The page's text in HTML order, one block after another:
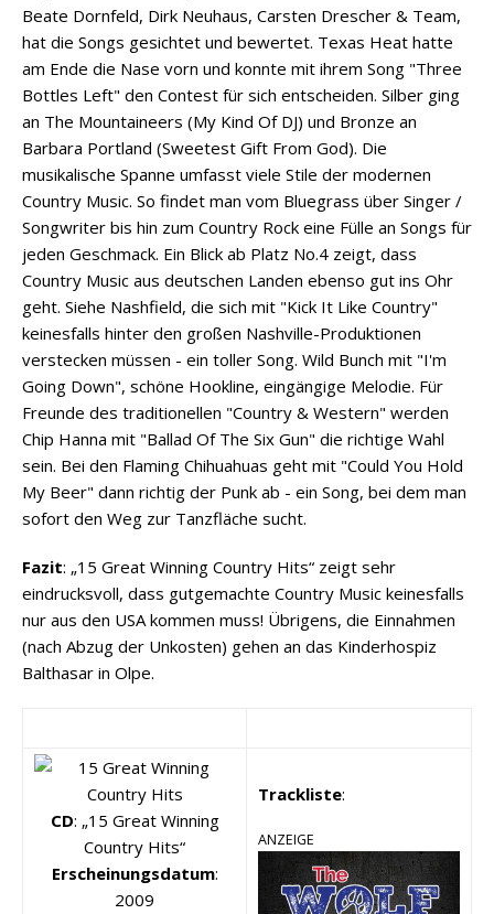
Beate Dornfeld, Dirk Neuhaus, Carsten Drescher & Team,
hat die Songs gesichtet und bewertet. Texas Heat hatte
am Ende die Nase vorn und konnte mit ihrem Song "Three
Bottles Left" den Contest für sich entscheiden. Silber ging
an The Mountaineers (My Kind Of DJ) und Bronze an
Barbara Portland (Sweetest Gift From God). Die
musikalische Spanne umfasst viele Stile der modernen
Country Music. So findet man vom Bluegrass über Singer /
Songwriter bis hin zum Country Rock eine Fülle an Songs für
jeden Geschmack. Ein Blick ab Platz No.4 zeigt, dass
Country Music aus deutschen Landen ebenso gut ins Ohr
geht. Siehe Nashfield, die sich mit "Kick It Like Country"
keinesfalls hinter den großen Nashville-Produktionen
verstecken müssen - ein toller Song. Wild Bunch mit "I'm
Going Down", schöne Hookline, eingängige Melodie. Für
Freunde des traditionellen "Country & Western" werden
Chip Hanna mit "Ballad Of The Six Gun" die richtige Wahl
sein. Bei den Flaming Chihuahuas geht mit "Could You Hold
My Beer" dann richtig der Punk ab - ein Song, bei dem man
sofort den Weg zur Tanzfläche sucht.
Fazit: „15 Great Winning Country Hits“ zeigt sehr
eindrucksvoll, dass gutgemachte Country Music keinesfalls
nur aus den USA kommen muss! Übrigens, die Einnahmen
(nach Abzug der Unkosten) gehen an das Kinderhospiz
Balthasar in Olpe.
CD: „15 Great Winning
Country Hits“
Erscheinungsdatum:
2009
Trackliste:
ANZEIGE